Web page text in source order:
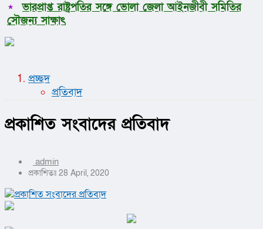
ভারপ্রাপ্ত রাষ্ট্রপতির সঙ্গে ভোলা জেলা আইনজীবী সমিতির
সৌজন্য সাক্ষাৎ
প্রচ্ছদ
প্রতিবাদ
প্রকাশিত সংবাদের প্রতিবাদ
admin
প্রকাশিতঃ 28 April, 2020